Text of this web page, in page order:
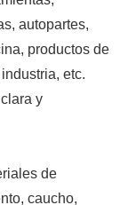
autopartes,
productos de
etc.
y
de
caucho,